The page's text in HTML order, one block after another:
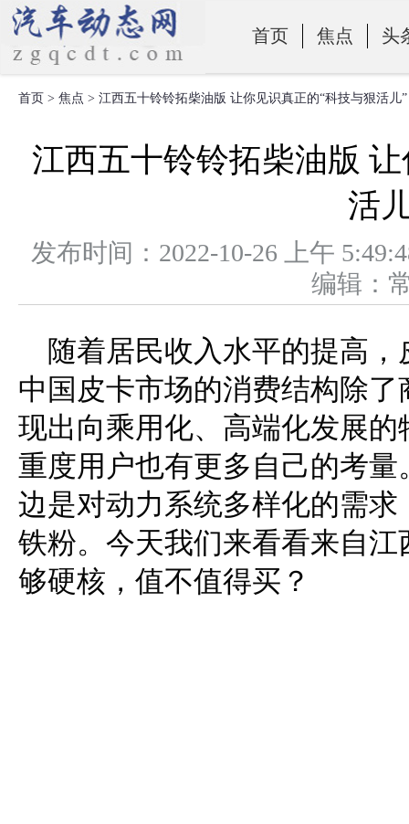
首页 焦点 头
零部件
首页 > 焦点 > 江西五十铃铃拓柴油版 让你见识真正的“科技与狠活儿”
江西五十铃铃拓柴油版
活
发布时间：2022-10-26 上午
编辑
随着居民收入水平的提高
中国皮卡市场的消费结构除
现出向乘用化、高端化发展
重度用户也有更多自己的考
边是对动力系统多样化的需
铁粉。今天我们来看看来自
够硬核，值不值得买？